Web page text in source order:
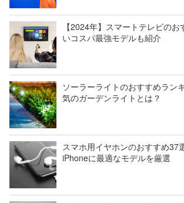
【2024年】スマートテレビの
いコスパ最強モデルも紹介
ソーラーライトのおすすめラン
気のガーデンライトとは？
スマホ用イヤホンのおすすめ37
iPhoneに最適なモデルを厳選